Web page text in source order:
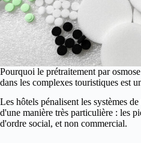
Pourquoi le prétraitement par
dans les complexes touristiques est
Les hôtels pénalisent les systèmes
d'une manière très particulière : les
d'ordre social, et non commercial.